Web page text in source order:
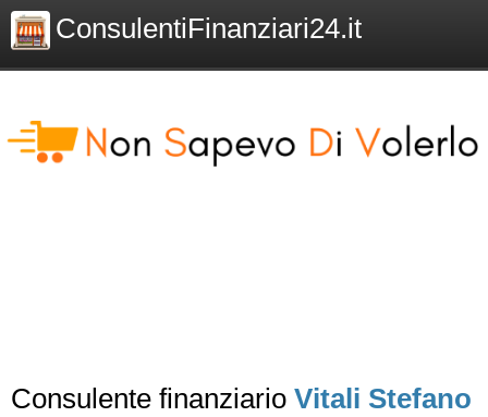
ConsulentiFinanziari24.it
Consulente finanziario Vitali Stefano